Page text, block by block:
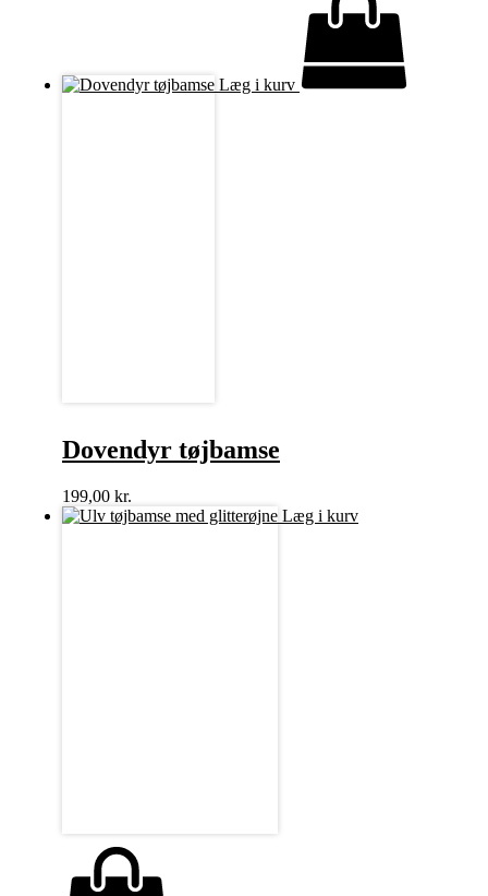
Læg i kurv
Dovendyr tøjbamse
199,00 kr.
Læg i kurv